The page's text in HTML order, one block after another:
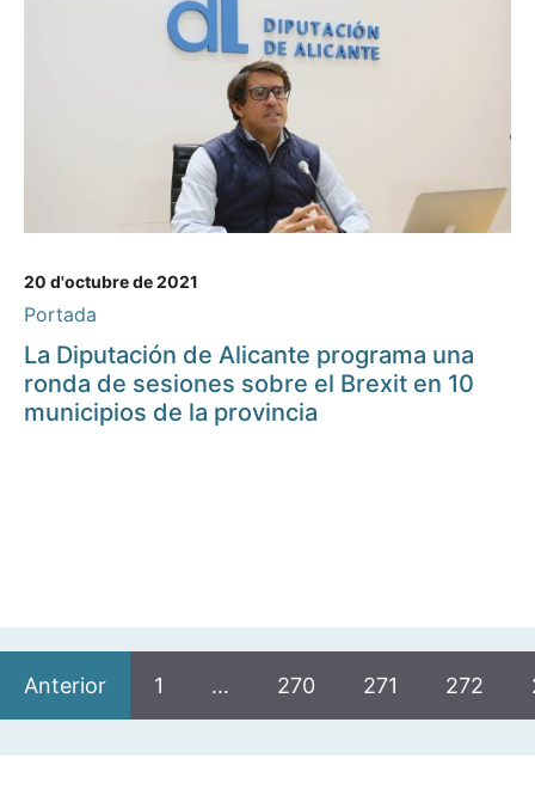
20 d'octubre de 2021
Portada
La Diputación de Alicante programa una
ronda de sesiones sobre el Brexit en 10
municipios de la provincia
Anterior 1 … 270 271 272